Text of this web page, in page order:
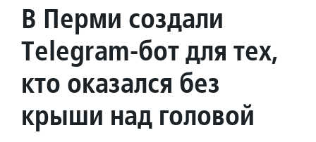
В Перми создали
Telegram-бот для тех,
кто оказался без
крыши над головой